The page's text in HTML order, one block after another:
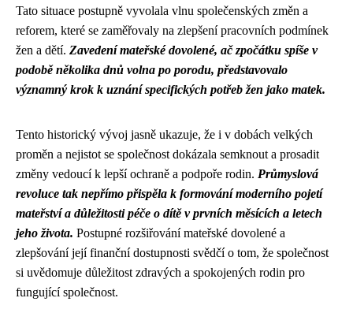
Tato situace postupně vyvolala vlnu společenských změn a
reforem, které se zaměřovaly na zlepšení pracovních podmínek
žen a dětí. Zavedení mateřské dovolené, ač zpočátku spíše v
podobě několika dnů volna po porodu, představovalo
významný krok k uznání specifických potřeb žen jako matek.
Tento historický vývoj jasně ukazuje, že i v dobách velkých
proměn a nejistot se společnost dokázala semknout a prosadit
změny vedoucí k lepší ochraně a podpoře rodin. Průmyslová
revoluce tak nepřímo přispěla k formování moderního pojetí
mateřství a důležitosti péče o dítě v prvních měsících a letech
jeho života. Postupné rozšiřování mateřské dovolené a
zlepšování její finanční dostupnosti svědčí o tom, že společnost
si uvědomuje důležitost zdravých a spokojených rodin pro
fungující společnost.